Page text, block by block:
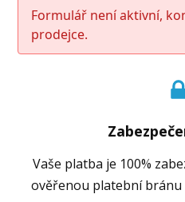
Formulář není aktivní,
prodejce.
Vaše platba je 100%
ověřenou platební bránu